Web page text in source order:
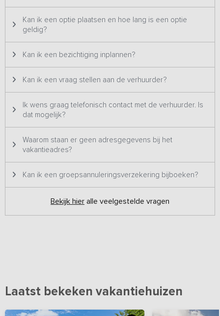
Kan ik een optie plaatsen en hoe lang is een optie
geldig?
Kan ik een bezichtiging inplannen?
Kan ik een vraag stellen aan de verhuurder?
Ik wens graag telefonisch contact met de verhuurder. Is
dat mogelijk?
Waarom staan er geen adresgegevens bij het
vakantieadres?
Kan ik een groepsannuleringsverzekering bijboeken?
Bekijk hier alle veelgestelde vragen
Laatst bekeken vakantiehuizen